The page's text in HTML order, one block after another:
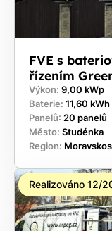
FVE s
řízením
Výkon: 9,00 kWp
Baterie: 11,60 kWh
Panelů: 20 panelů
Město: Studénka
Region:
Realizováno 12/